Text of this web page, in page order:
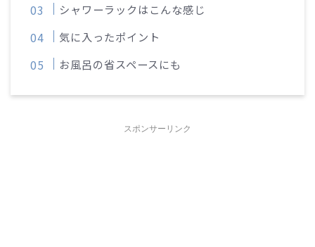
シャワーラックはこんな感じ
気に入ったポイント
お風呂の省スペースにも
スポンサーリンク